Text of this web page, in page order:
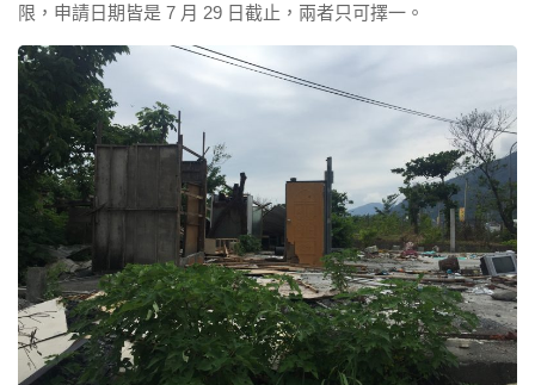
限，申請日期皆是 7 月 29 日截止，兩者只可擇一。